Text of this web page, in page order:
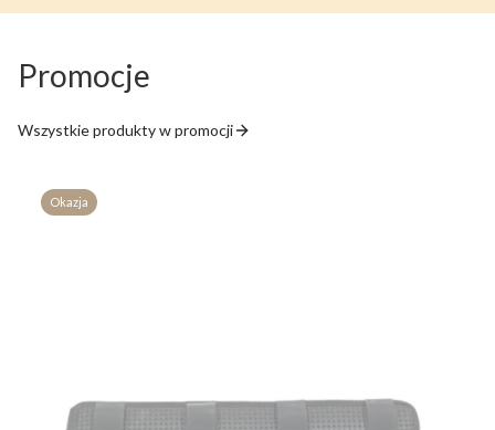
Promocje
Wszystkie produkty w promocji
Okazja